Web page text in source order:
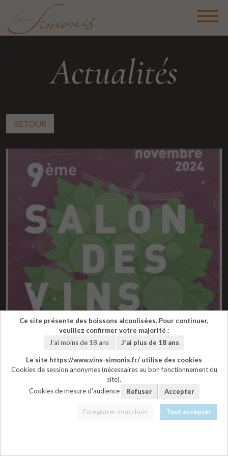
Actualités
RETOUR
Salon Ambierle en Bio
Ce site présente des boissons alcoolisées. Pour continuer,
veuillez confirmer votre majorité :
J'ai moins de 18 ans
J'ai plus de 18 ans
Le site https://www.vins-simonis.fr/ utilise des cookies
Cookies de session anonymes (nécessaires au bon fonctionnement du
site).
Cookies de mesure d'audience
Refuser Accepter
Enregistrer mon choix Tout accepter